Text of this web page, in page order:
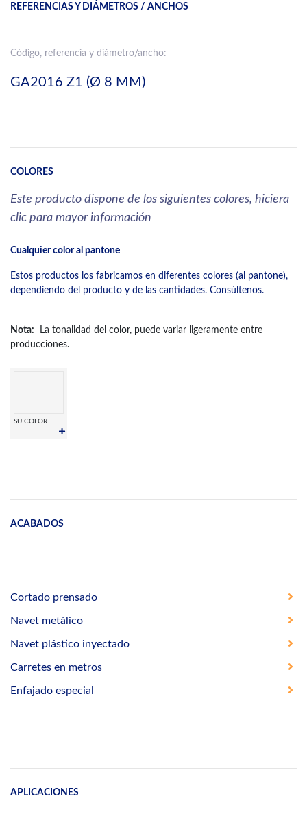
REFERENCIAS Y DIÁMETROS / ANCHOS
Código, referencia y diámetro/ancho:
GA2016 Z1 (Ø 8 MM)
COLORES
Este producto dispone de los siguientes colores, hiciera
clic para mayor información
Cualquier color al pantone
Estos productos los fabricamos en diferentes colores (al pantone),
dependiendo del producto y de las cantidades. Consúltenos.
Nota: La tonalidad del color, puede variar ligeramente entre
producciones.
SU COLOR
ACABADOS
Cortado prensado
Navet metálico
Navet plástico inyectado
Carretes en metros
Enfajado especial
APLICACIONES